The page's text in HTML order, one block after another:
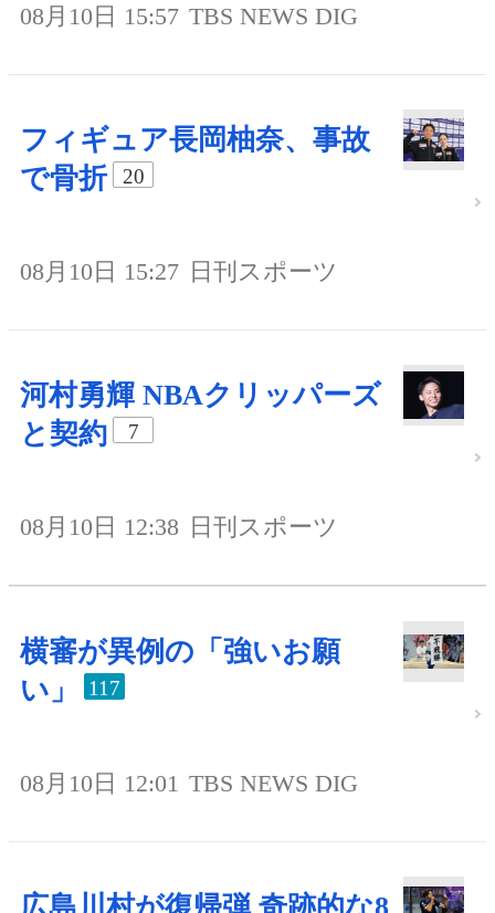
08月10日 15:57 TBS NEWS DIG
フィギュア長岡柚奈、事故
で骨折
20
08月10日 15:27 日刊スポーツ
河村勇輝 NBAクリッパーズ
と契約
7
08月10日 12:38 日刊スポーツ
横審が異例の「強いお願
い」
117
08月10日 12:01 TBS NEWS DIG
広島川村が復帰弾 奇跡的な8